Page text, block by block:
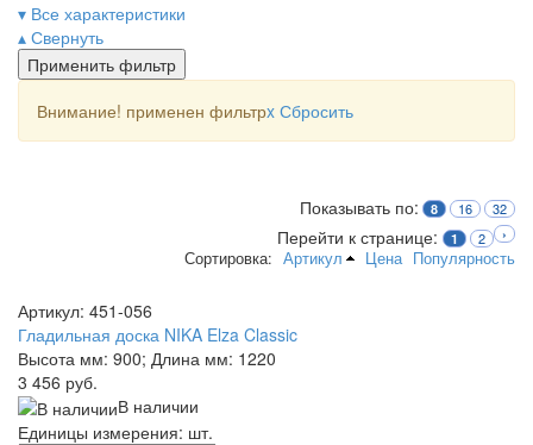
▾ Все характеристики
▴ Свернуть
Применить фильтр
Внимание! применен фильтрx Сбросить
Показывать по: 8 16 32
Перейти к странице: 1 2 ›
Сортировка: Артикул Цена Популярность
Артикул: 451-056
Гладильная доска NIKA Elza Classic
Высота мм: 900; Длина мм: 1220
3 456 руб.
В наличии
Единицы измерения: шт.